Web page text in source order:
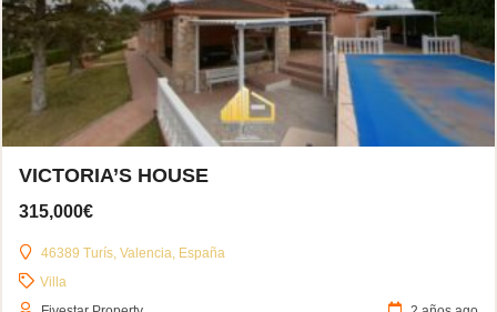
VICTORIA’S HOUSE
315,000€
46389 Turís, Valencia, España
Villa